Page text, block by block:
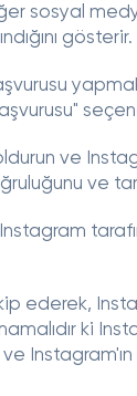
sosyal
gösterir.
ve
ve
Instagram
ederek,
ki